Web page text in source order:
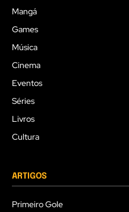
Mangá
Games
Música
Cinema
Eventos
Séries
Livros
Cultura
ARTIGOS
Primeiro Gole